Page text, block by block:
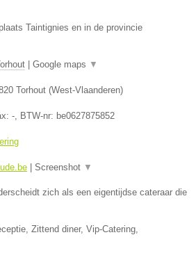
Taintignies en in de provincie
Google maps ▼
Torhout (West-Vlaanderen)
-, BTW-nr: be0627875852
Screenshot ▼
zich als een eigentijdse cateraar die
Zittend diner, Vip-Catering,